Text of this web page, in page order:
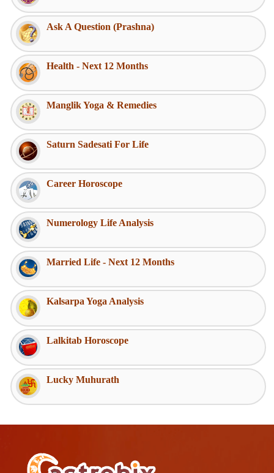
Ask A Question (Prashna)
Health - Next 12 Months
Manglik Yoga & Remedies
Saturn Sadesati For Life
Career Horoscope
Numerology Life Analysis
Married Life - Next 12 Months
Kalsarpa Yoga Analysis
Lalkitab Horoscope
Lucky Muhurath